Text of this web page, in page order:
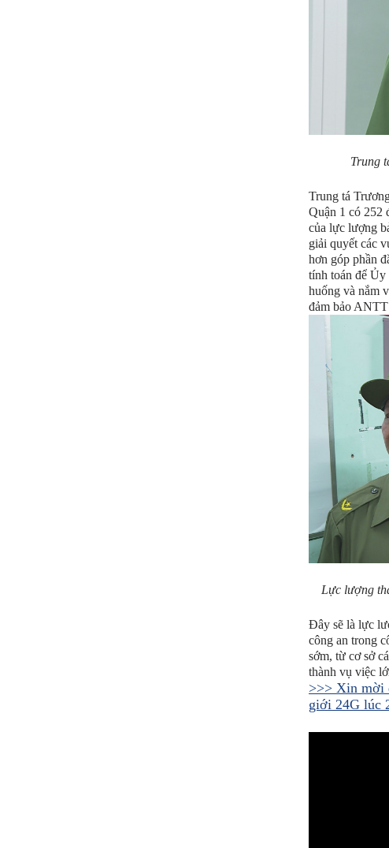
Trung
Trung tá
Quận 1 có 252
của lực lượng
giải quyết các
hơn góp phần
tính toán để Ủy
huống và nắm
đảm bảo ANTT
Lực lượng
Đây sẽ là lực
công an trong
sớm, từ cơ sở
thành vụ việc
>>> Xin mời
giới 24G lúc